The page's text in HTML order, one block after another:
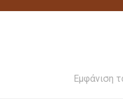
Εμφάνιση